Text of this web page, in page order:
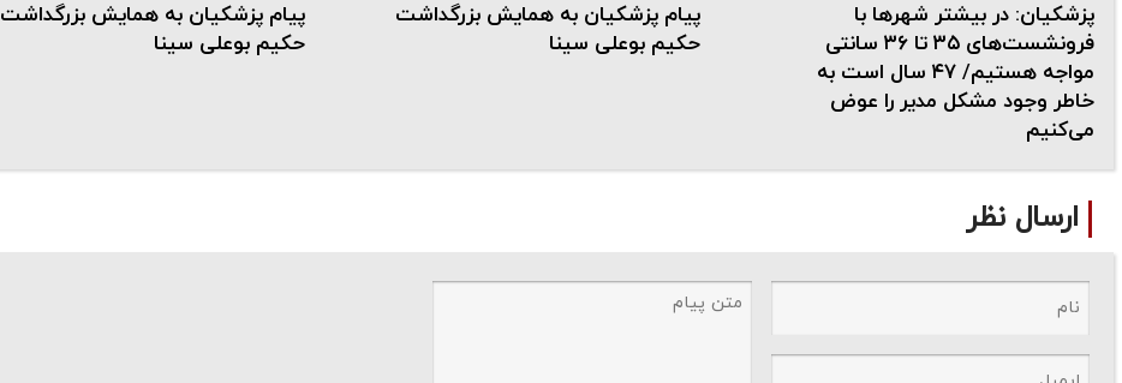
پزشکیان: در بیشتر شهرها با
فرونشست‌های ۳۵ تا ۳۶ سانتی
مواجه هستیم/ ۴۷ سال است به
خاطر وجود مشکل مدیر را عوض
می‌کنیم
پیام پزشکیان به همایش بزرگداشت
حکیم بوعلی سینا
پیام پزشکیان به همایش بزرگداشت
حکیم بوعلی سینا
ارسال نظر